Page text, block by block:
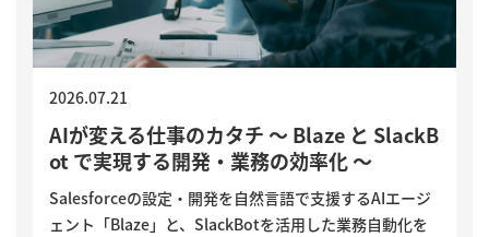
AIが変える仕事のカタチ ～ Blaze と SlackB
ot で実現する開発・業務の効率化 ～
2026.07.21
Salesforceの設定・開発を自然言語で支援するAIエージ
ェント「Blaze」と、SlackBotを活用した業務自動化を